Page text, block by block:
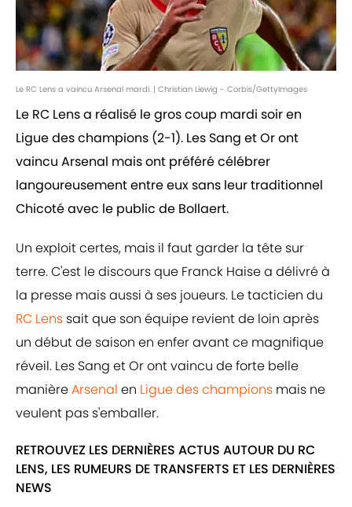
Le RC Lens a vaincu Arsenal mardi. | Christian Liewig - Corbis/GettyImages
Le RC Lens a réalisé le gros coup mardi soir en
Ligue des champions (2-1). Les Sang et Or ont
vaincu Arsenal mais ont préféré célébrer
langoureusement entre eux sans leur traditionnel
Chicoté avec le public de Bollaert.
Un exploit certes, mais il faut garder la tête sur
terre. C'est le discours que Franck Haise a délivré à
la presse mais aussi à ses joueurs. Le tacticien du
RC Lens sait que son équipe revient de loin après
un début de saison en enfer avant ce magnifique
réveil. Les Sang et Or ont vaincu de forte belle
manièreArsenal en Ligue des champions mais ne
veulent pas s'emballer.
RETROUVEZ LES DERNIÈRES ACTUS AUTOUR DU RC
LENS, LES RUMEURS DE TRANSFERTS ET LES DERNIÈRES
NEWS